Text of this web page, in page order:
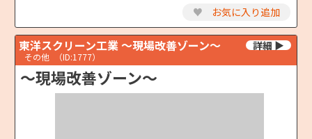
♥ お気に入り追加
東洋スクリーン工業 ～現場改善ゾーン～
その他 （ID:1777）
～現場改善ゾーン～